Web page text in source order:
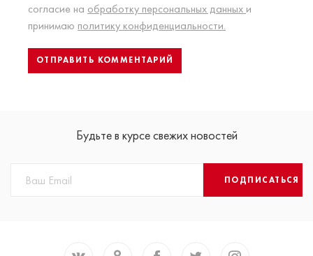
согласие на обработку персональных данных и
принимаю политику конфиденциальности.
Будьте в курсе свежих новостей
ПОДПИСАТЬСЯ